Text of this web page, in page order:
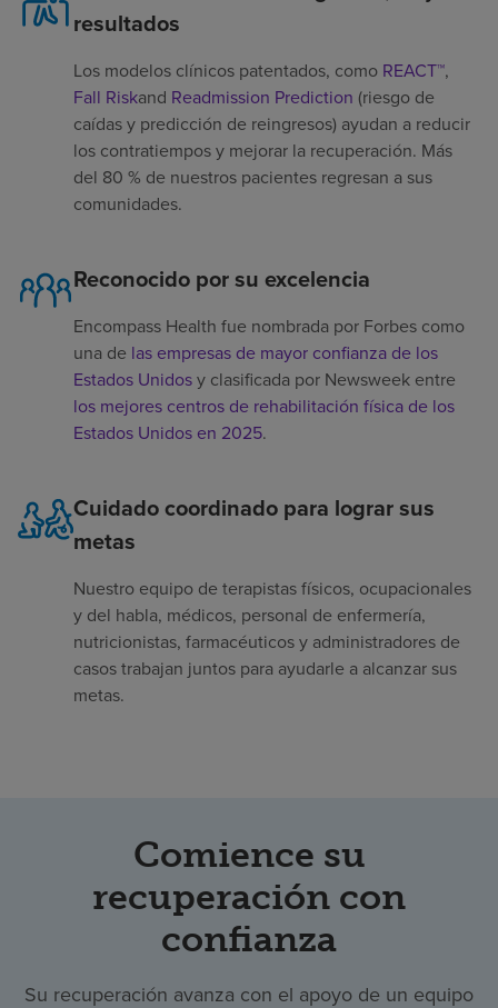
resultados
Los modelos clínicos patentados, como REACT™,
Fall Riskand Readmission Prediction (riesgo de
caídas y predicción de reingresos) ayudan a reducir
los contratiempos y mejorar la recuperación. Más
del 80 % de nuestros pacientes regresan a sus
comunidades.
Reconocido por su excelencia
Encompass Health fue nombrada por Forbes como
una de las empresas de mayor confianza de los
Estados Unidosy clasificada por Newsweek entre
los mejores centros de rehabilitación física de los
Estados Unidos en 2025.
Cuidado coordinado para lograr sus
metas
Nuestro equipo de terapistas físicos, ocupacionales
y del habla, médicos, personal de enfermería,
nutricionistas, farmacéuticos y administradores de
casos trabajan juntos para ayudarle a alcanzar sus
metas.
Comience su
recuperación con
confianza
Su recuperación avanza con el apoyo de un equipo